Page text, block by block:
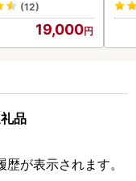
(12)
19,000
品
が表示されます。